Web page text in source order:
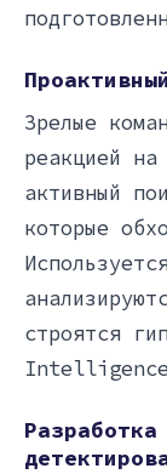
Зрелые
реакцией
активный
которые
строятся